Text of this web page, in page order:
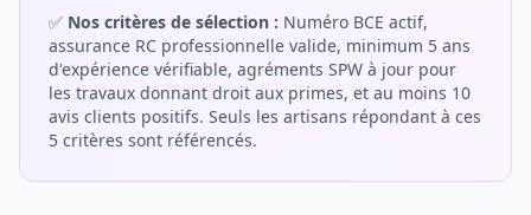
✅ Nos critères de sélection : Numéro BCE actif,
assurance RC professionnelle valide, minimum 5 ans
d'expérience vérifiable, agréments SPW à jour pour
les travaux donnant droit aux primes, et au moins 10
avis clients positifs. Seuls les artisans répondant à ces
5 critères sont référencés.